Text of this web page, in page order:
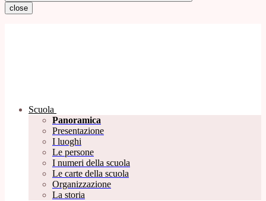
close
Scuola
Panoramica
Presentazione
I luoghi
Le persone
I numeri della scuola
Le carte della scuola
Organizzazione
La storia